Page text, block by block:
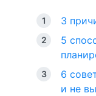
3
5
6
и не